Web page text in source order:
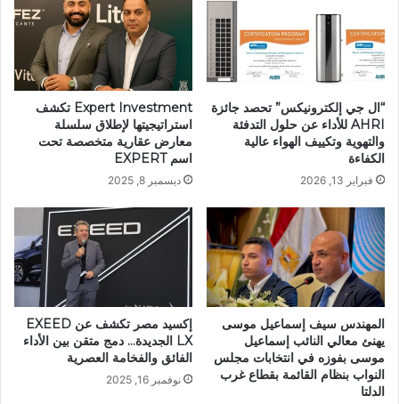
“ال جي إلكترونيكس” تحصد جائزة
AHRI للأداء عن حلول التدفئة
والتهوية وتكييف الهواء عالية
الكفاءة
فبراير 13, 2026
Expert Investment تكشف
استراتيجيتها لإطلاق سلسلة
معارض عقارية متخصصة تحت
اسم EXPERT
ديسمبر 8, 2025
المهندس سيف إسماعيل موسى
يهنئ معالي النائب إسماعيل
موسى بفوزه في انتخابات مجلس
النواب بنظام القائمة بقطاع غرب
الدلتا
إكسيد مصر تكشف عن EXEED
LX الجديدة… دمج متقن بين الأداء
الفائق والفخامة العصرية
نوفمبر 16, 2025